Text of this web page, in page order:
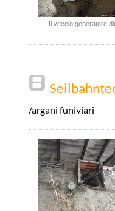
Il veccio generatore
/argani funiviari